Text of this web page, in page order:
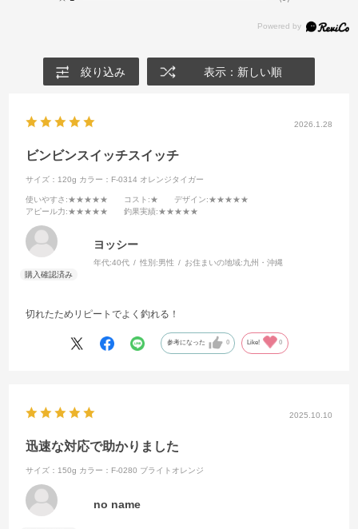
絞り込み 表示：新しい順
2026.1.28
ビンビンスイッチスイッチ
サイズ：120g カラー：F-0314 オレンジタイガー
使いやすさ :★★★★★ コスト :★ デザイン:★★★★★
アピール力:★★★★★ 釣果実績:★★★★★
ヨッシー
年代:40代 性別:男性 お住まいの地域:九州・沖縄
切れたためリピートでよく釣れる！
参考になった 0 Like! 0
2025.10.10
迅速な対応で助かりました
サイズ：150g カラー：F-0280 ブライトオレンジ
no name